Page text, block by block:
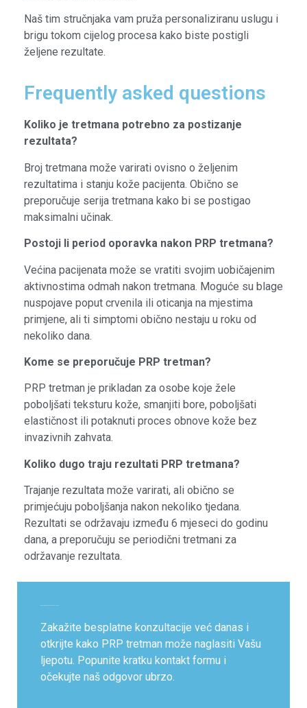
Naš tim stručnjaka vam pruža personaliziranu uslugu i
brigu tokom cijelog procesa kako biste postigli
željene rezultate.
Frequently asked questions
Koliko je tretmana potrebno za postizanje
rezultata?
Broj tretmana može varirati ovisno o željenim
rezultatima i stanju kože pacijenta. Obično se
preporučuje serija tretmana kako bi se postigao
maksimalni učinak.
Postoji li period oporavka nakon PRP tretmana?
Većina pacijenata može se vratiti svojim uobičajenim
aktivnostima odmah nakon tretmana. Moguće su blage
nuspojave poput crvenila ili oticanja na mjestima
primjene, ali ti simptomi obično nestaju u roku od
nekoliko dana.
Kome se preporučuje PRP tretman?
PRP tretman je prikladan za osobe koje žele
poboljšati teksturu kože, smanjiti bore, poboljšati
elastičnost ili potaknuti proces obnove kože bez
invazivnih zahvata.
Koliko dugo traju rezultati PRP tretmana?
Trajanje rezultata može varirati, ali obično se
primjećuju poboljšanja nakon nekoliko tjedana.
Rezultati se održavaju između 6 mjeseci do godinu
dana, a preporučuju se periodični tretmani za
održavanje rezultata.
Zakažite besplatne konzultacije već danas i
otkrijte kako PRP tretman može naglasiti Vašu
ljepotu. Popunite kratku kontakt formu i
očekujte naš odgovor ubrzo.